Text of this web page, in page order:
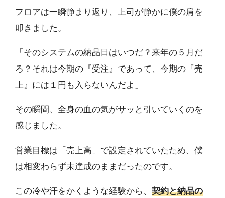
フロアは一瞬静まり返り、上司が静かに僕の肩を
叩きました。
「そのシステムの納品日はいつだ？来年の５月だ
ろ？それは今期の『受注』であって、今期の『売
上』には１円も入らないんだよ」
その瞬間、全身の血の気がサッと引いていくのを
感じました。
営業目標は「売上高」で設定されていたため、僕
は相変わらず未達成のままだったのです。
この冷や汗をかくような経験から、 契約と納品の